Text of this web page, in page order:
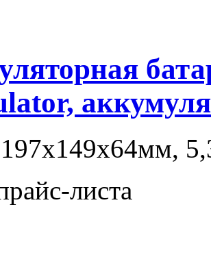
листа